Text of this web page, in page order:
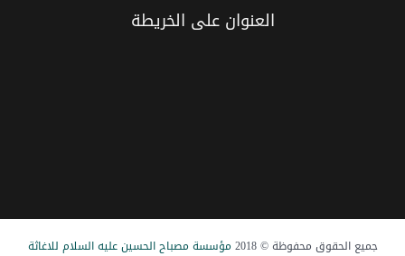
العنوان علی الخریطة
جميع الحقوق محفوظة © 2018 مؤسسة مصباح الحسین علیه السلام للاغاثة